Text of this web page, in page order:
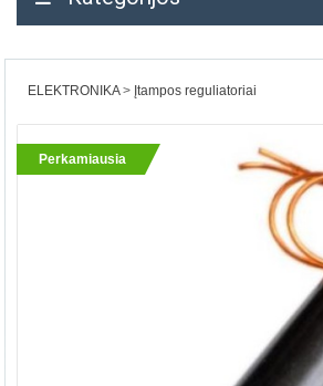
ELEKTRONIKA Įtampos reguliatoriai
Perkamiausia